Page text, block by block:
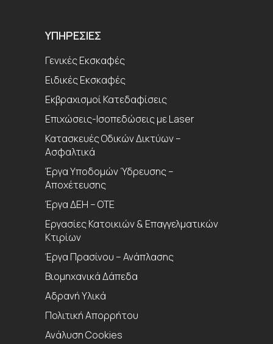
ΥΠΗΡΕΣΊΕΣ
Γενικές Εκσκαφές
Ειδικές Εκσκαφές
Εκβραχισμοί Κατεδαφίσεις
Επιχώσεις-Ισοπεδώσεις με Laser
Κατασκευές Οδικών Δικτύων –
Ασφαλτικά
Έργα Υποδομών Ύδρευσης –
Αποχέτευσης
Έργα ΔΕΗ – ΟΤΕ
Εργασίες Κατοικιών & Επαγγελματικών
Κτιρίων
Έργα Πρασίνου – Ανάπλασης
Βιομηχανικά Δάπεδα
Aδρανή Υλικά
Πολιτική Απορρήτου
Ανάλυση Cookies